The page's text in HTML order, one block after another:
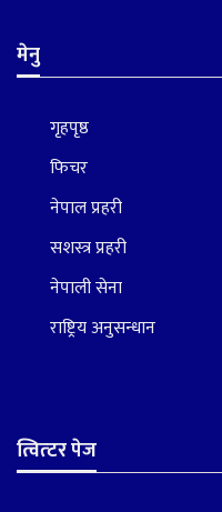
मेनु
गृहपृष्ठ
फिचर
नेपाल प्रहरी
सशस्त्र प्रहरी
नेपाली सेना
राष्ट्रिय अनुसन्धान
त्वित्टर पेज